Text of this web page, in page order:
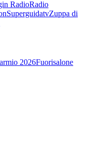
RadioRadio
SuperguidatvZuppa di
2026Fuorisalone